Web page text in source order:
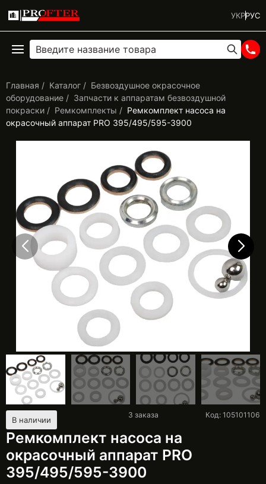
УКРРУС
Главная Каталог
Безвоздушное окрасочное
оборудование
Запчасти к аппаратам безвоздушной
покраски
Ремкомплекты
Ремкомплект насоса на
окрасочный аппарат PRO 395/495/595-3900
В наличии
Ремкомплект насоса на
окрасочный аппарат PRO
395/495/595-3900
Код: 105101106
3 заказа